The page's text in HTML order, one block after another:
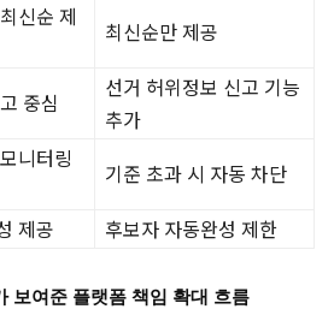
신순 제
최신순만 제공
중심
선거 허위정보 신고 기능
추가
니터링
기준 초과 시 자동 차단
제공 후보자 자동완성 제한
보여준 플랫폼 책임 확대 흐름